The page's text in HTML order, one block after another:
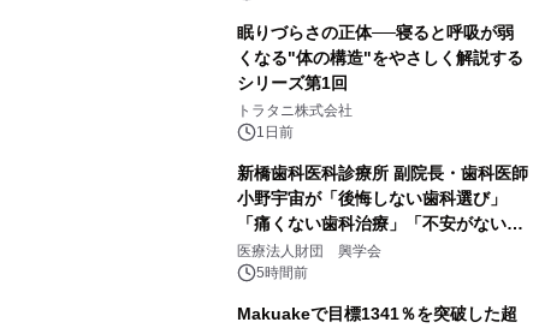
眠りづらさの正体──寝ると呼吸が弱
くなる"体の構造"をやさしく解説する
シリーズ第1回
トラタニ株式会社
1日前
新橋歯科医科診療所 副院長・歯科医師
小野宇宙が「後悔しない歯科選び」
「痛くない歯科治療」「不安がない治
療計画」をテーマに専門監修
医療法人財団 興学会
5時間前
Makuakeで目標1341％を突破した超